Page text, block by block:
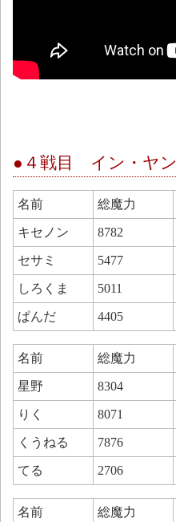
●４戦目 イン・ヤン
名前 総魔力
キセノン 8782
セサミ 5477
しろくま 5011
ぱんだ 4405
名前 総魔力
星野 8304
りく 8071
くうねる 7876
てる 2706
名前 総魔力